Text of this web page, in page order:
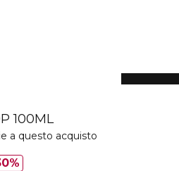
100ML
a questo acquisto